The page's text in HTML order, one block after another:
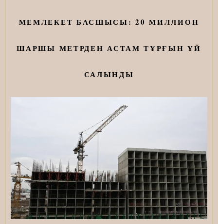
МЕМЛЕКЕТ БАСШЫСЫ: 20 МИЛЛИОН
ШАРШЫ МЕТРДЕН АСТАМ ТҰРҒЫН ҮЙ
САЛЫНДЫ